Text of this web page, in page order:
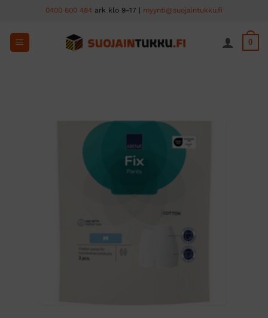
content
0400 600 484 ark klo 9-17 | myynti@suojaintukku.fi
0